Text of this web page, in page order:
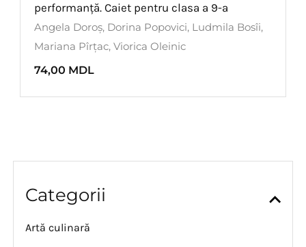
Categorii
Artă culinară
performanță. Caiet pentru clasa a 9-a
Angela Doroș, Dorina Popovici, Ludmila Bosîi,
Mariana Pîrțac,Viorica Oleinic
74,00 MDL